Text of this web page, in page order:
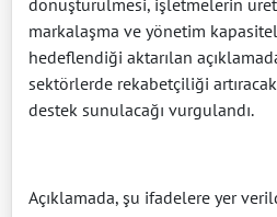
markalaşma ve yönetim
hedeflendiği aktarılan
sektörlerde rekabetçiliği
destek sunulacağı vurgulandı.
Açıklamada, şu ifadelere yer